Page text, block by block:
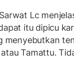
Lc
itu dipicu
menyebutkan
Tamattu.